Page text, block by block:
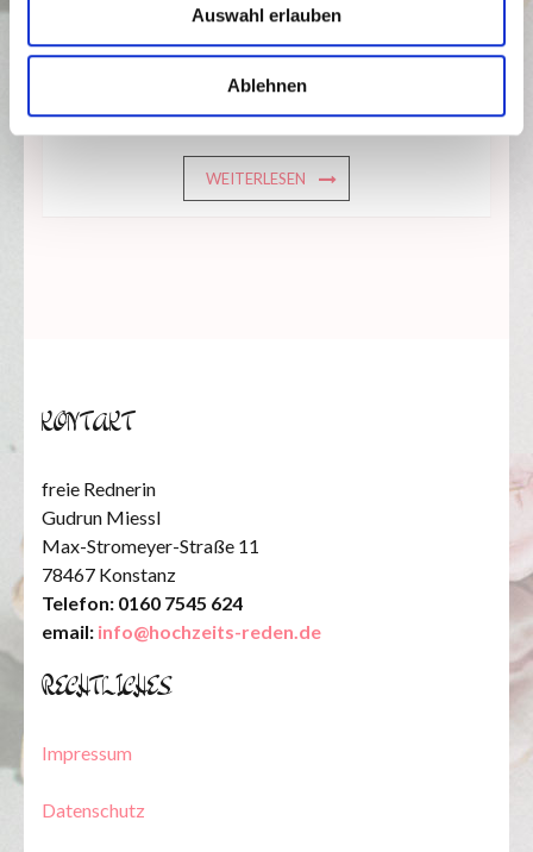
Auswahl erlauben
Ablehnen
Heiraten, wie es Euch gefällt
WEITERLESEN
KONTAKT
freie Rednerin
Gudrun Miessl
Max-Stromeyer-Straße 11
78467 Konstanz
Telefon: 0160 7545 624
email: info@hochzeits-reden.de
RECHTLICHES
Impressum
Datenschutz